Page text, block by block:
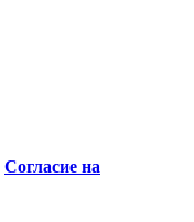
Согласие на